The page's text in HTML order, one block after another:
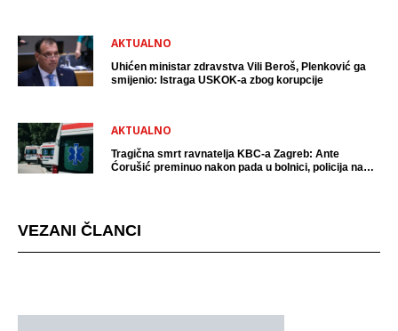
AKTUALNO
Uhićen ministar zdravstva Vili Beroš, Plenković ga
smijenio: Istraga USKOK-a zbog korupcije
AKTUALNO
Tragična smrt ravnatelja KBC-a Zagreb: Ante
Ćorušić preminuo nakon pada u bolnici, policija na
VEZANI ČLANCI